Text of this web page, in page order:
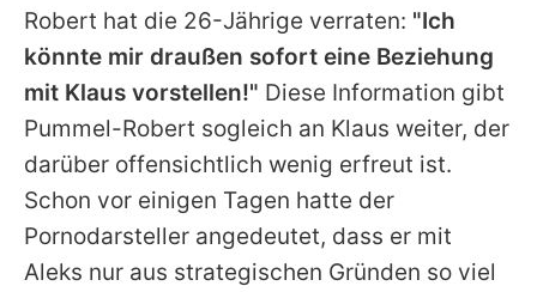
Robert hat die 26-Jährige verraten: "Ich
könnte mir draußen sofort eine Beziehung
mit Klaus vorstellen!" Diese Information gibt
Pummel-Robert sogleich an Klaus weiter, der
darüber offensichtlich wenig erfreut ist.
Schon vor einigen Tagen hatte der
Pornodarsteller angedeutet, dass er mit
Aleks nur aus strategischen Gründen so viel